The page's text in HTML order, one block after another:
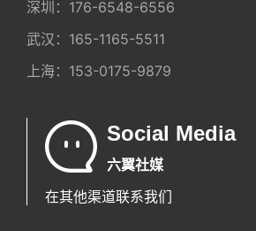
深圳： 176-6548-6556
武汉： 165-1165-5511
上海： 153-0175-9879
Social Media
六翼社媒
在其他渠道联系我们